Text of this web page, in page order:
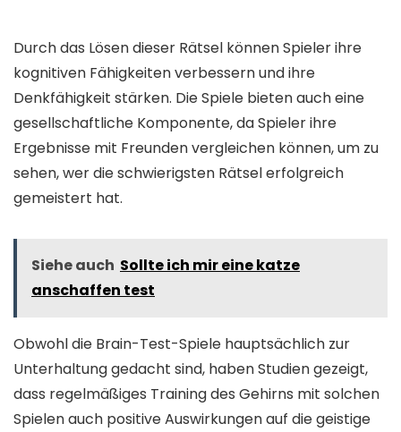
Durch das Lösen dieser Rätsel können Spieler ihre
kognitiven Fähigkeiten verbessern und ihre
Denkfähigkeit stärken. Die Spiele bieten auch eine
gesellschaftliche Komponente, da Spieler ihre
Ergebnisse mit Freunden vergleichen können, um zu
sehen, wer die schwierigsten Rätsel erfolgreich
gemeistert hat.
Siehe auch Sollte ich mir eine katze
anschaffen test
Obwohl die Brain-Test-Spiele hauptsächlich zur
Unterhaltung gedacht sind, haben Studien gezeigt,
dass regelmäßiges Training des Gehirns mit solchen
Spielen auch positive Auswirkungen auf die geistige